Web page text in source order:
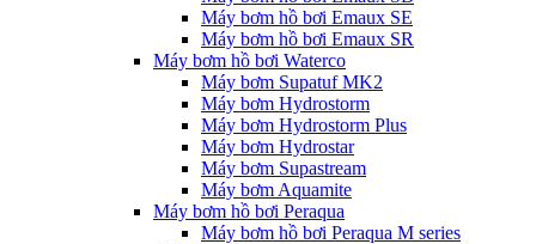
Máy bơm hồ bơi Emaux SE
Máy bơm hồ bơi Emaux SR
Máy bơm hồ bơi Waterco
Máy bơm Supatuf MK2
Máy bơm Hydrostorm
Máy bơm Hydrostorm Plus
Máy bơm Hydrostar
Máy bơm Supastream
Máy bơm Aquamite
Máy bơm hồ bơi Peraqua
Máy bơm hồ bơi Peraqua M series